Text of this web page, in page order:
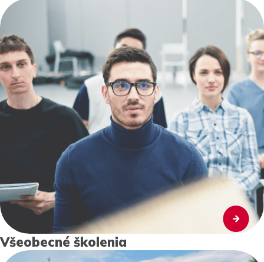
Všeobecné školenia